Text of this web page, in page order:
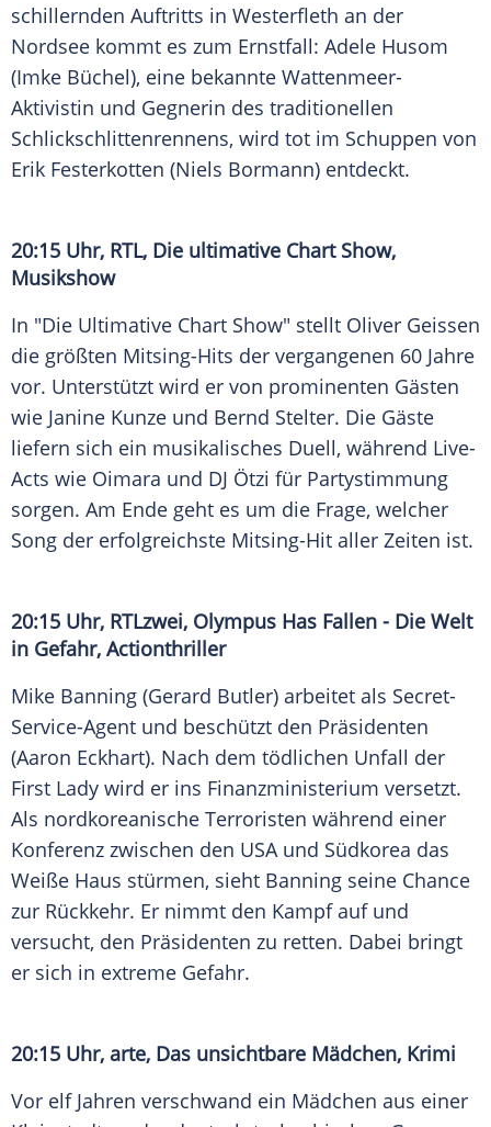
schillernden Auftritts in Westerfleth an der
Nordsee kommt es zum Ernstfall: Adele Husom
(Imke Büchel), eine bekannte Wattenmeer-
Aktivistin und Gegnerin des traditionellen
Schlickschlittenrennens, wird tot im Schuppen von
Erik Festerkotten (Niels Bormann) entdeckt.
20:15 Uhr, RTL, Die ultimative Chart Show,
Musikshow
In "Die Ultimative Chart Show" stellt Oliver Geissen
die größten Mitsing-Hits der vergangenen 60 Jahre
vor. Unterstützt wird er von prominenten Gästen
wie Janine Kunze und Bernd Stelter. Die Gäste
liefern sich ein musikalisches Duell, während Live-
Acts wie Oimara und DJ Ötzi für Partystimmung
sorgen. Am Ende geht es um die Frage, welcher
Song der erfolgreichste Mitsing-Hit aller Zeiten ist.
20:15 Uhr, RTLzwei, Olympus Has Fallen - Die Welt
in Gefahr, Actionthriller
Mike Banning (Gerard Butler) arbeitet als Secret-
Service-Agent und beschützt den Präsidenten
(Aaron Eckhart). Nach dem tödlichen Unfall der
First Lady wird er ins Finanzministerium versetzt.
Als nordkoreanische Terroristen während einer
Konferenz zwischen den USA und Südkorea das
Weiße Haus stürmen, sieht Banning seine Chance
zur Rückkehr. Er nimmt den Kampf auf und
versucht, den Präsidenten zu retten. Dabei bringt
er sich in extreme Gefahr.
20:15 Uhr, arte, Das unsichtbare Mädchen, Krimi
Vor elf Jahren verschwand ein Mädchen aus einer